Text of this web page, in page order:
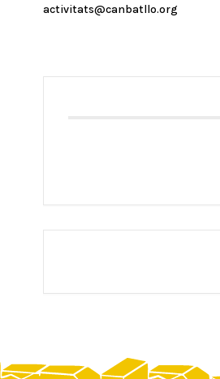
activitats@canbatllo.org